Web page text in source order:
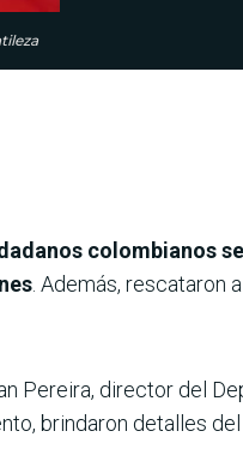
colombianos
. Además, rescataron
Pereira, director del
brindaron detalles del